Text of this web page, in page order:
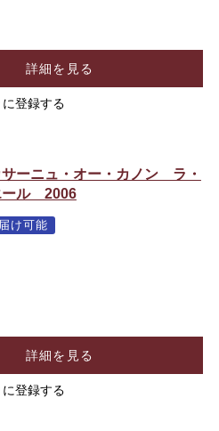
詳細を見る
登録する
ーニュ・オー・カノン ラ・
ール 2006
け可能
詳細を見る
登録する